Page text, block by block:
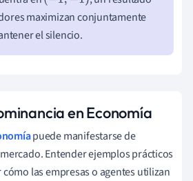
maximizan conjuntamente
el silencio.
en Economía
puede manifestarse de
Entender ejemplos prácticos
las empresas o agentes utilizan